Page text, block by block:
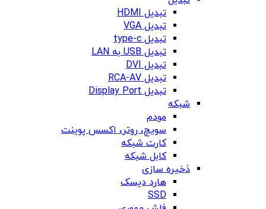
تبدیل HDMI
تبدیل VGA
تبدیل type-c
تبدیل USB به LAN
تبدیل DVI
تبدیل RCA-AV
تبدیل Display Port
شبکه
مودم
سویچ، روتر، اکسس پوینت
کارت شبکه
کابل شبکه
ذخیره سازی
هارد دیسک
SSD